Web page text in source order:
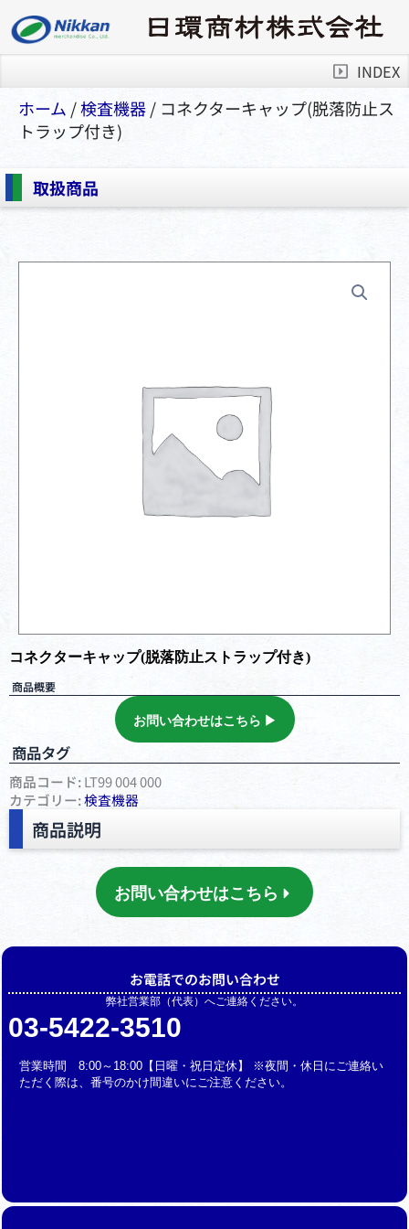
INDEX
ホーム /検査機器/ コネクターキャップ(脱落防止ス
トラップ付き)
取扱商品
コネクターキャップ(脱落防止ストラップ付き)
商品概要
お問い合わせはこちら ▶︎
商品タグ
商品コード:LT99 004 000
カテゴリー:検査機器
商品説明
お問い合わせはこちら
お電話でのお問い合わせ
弊社営業部（代表）へご連絡ください。
03-5422-3510
営業時間 8:00～18:00【日曜・祝日定休】 ※夜間・休日にご連絡い
ただく際は、番号のかけ間違いにご注意ください。